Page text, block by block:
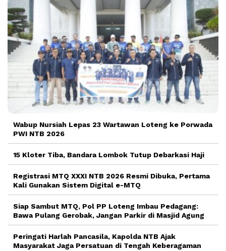
Wabup Nursiah Lepas 23 Wartawan Loteng ke Porwada
PWI NTB 2026
15 Kloter Tiba, Bandara Lombok Tutup Debarkasi Haji
Registrasi MTQ XXXI NTB 2026 Resmi Dibuka, Pertama
Kali Gunakan Sistem Digital e-MTQ
Siap Sambut MTQ, Pol PP Loteng Imbau Pedagang:
Bawa Pulang Gerobak, Jangan Parkir di Masjid Agung
Peringati Harlah Pancasila, Kapolda NTB Ajak
Masyarakat Jaga Persatuan di Tengah Keberagaman